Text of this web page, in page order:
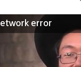
error